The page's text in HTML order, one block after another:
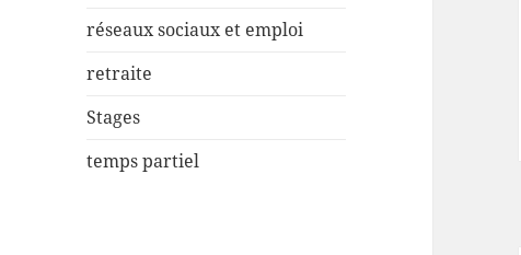
réseaux sociaux et emploi
retraite
Stages
temps partiel